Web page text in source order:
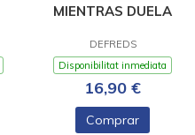
MIENTRAS DUELA
DEFREDS
Disponibilitat inmediata
16,90 €
Comprar